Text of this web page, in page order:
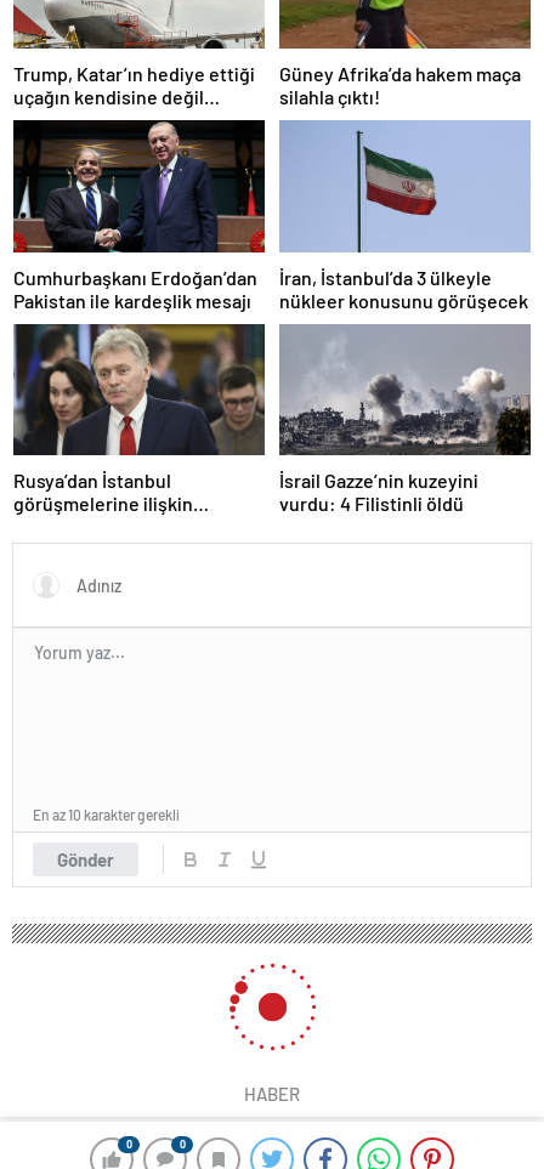
0 0
Trump, Katar’ın hediye ettiği
uçağın kendisine değil
Pentagon’a verileceğini
açıkladı
Güney Afrika’da hakem maça
silahla çıktı!
Cumhurbaşkanı Erdoğan’dan
Pakistan ile kardeşlik mesajı
İran, İstanbul’da 3 ülkeyle
nükleer konusunu görüşecek
Rusya’dan İstanbul
görüşmelerine ilişkin
İsrail Gazze’nin kuzeyini
vurdu: 4 Filistinli öldü
Gönder
En az 10 karakter gerekli
HABER